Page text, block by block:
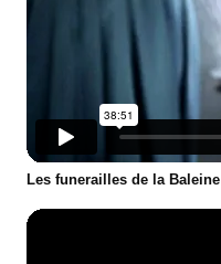
Les funerailles de la Baleine